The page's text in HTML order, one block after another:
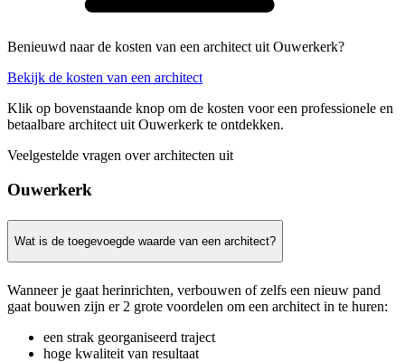
Benieuwd naar de kosten van een architect uit Ouwerkerk?
Bekijk de kosten van een architect
Klik op bovenstaande knop om de kosten voor een professionele en
betaalbare architect uit Ouwerkerk te ontdekken.
Veelgestelde vragen over architecten uit
Ouwerkerk
Wat is de toegevoegde waarde van een architect?
Wanneer je gaat herinrichten, verbouwen of zelfs een nieuw pand
gaat bouwen zijn er 2 grote voordelen om een architect in te huren:
een strak georganiseerd traject
hoge kwaliteit van resultaat